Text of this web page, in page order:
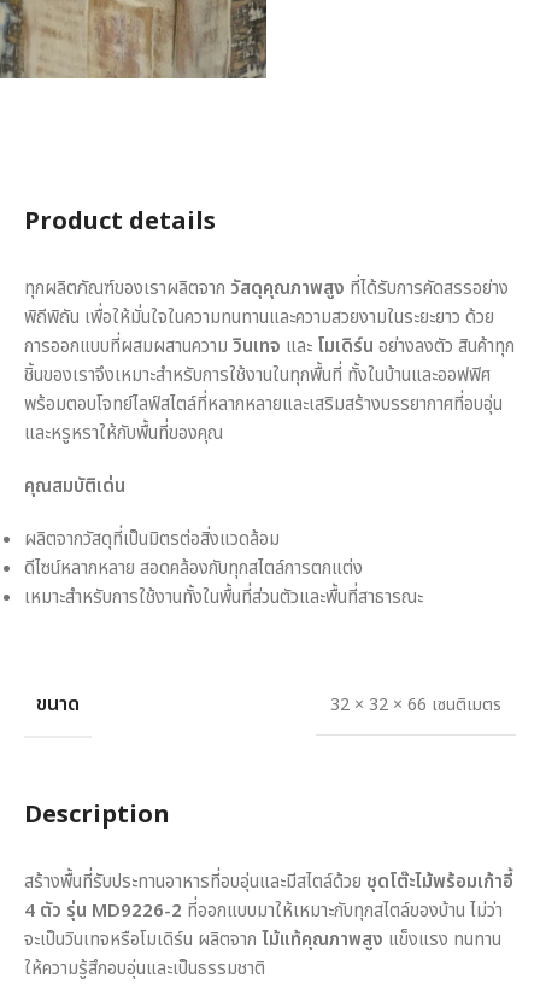
Product details
ทุกผลิตภัณฑ์ของเราผลิตจาก วัสดุคุณภาพสูง ที่ได้รับการคัดสรรอย่าง
พิถีพิถัน เพื่อให้มั่นใจในความทนทานและความสวยงามในระยะยาว ด้วย
การออกแบบที่ผสมผสานความ วินเทจ และ โมเดิร์น อย่างลงตัว สินค้าทุก
ชิ้นของเราจึงเหมาะสำหรับการใช้งานในทุกพื้นที่ ทั้งในบ้านและออฟฟิศ
พร้อมตอบโจทย์ไลฟ์สไตล์ที่หลากหลายและเสริมสร้างบรรยากาศที่อบอุ่น
และหรูหราให้กับพื้นที่ของคุณ
คุณสมบัติเด่น
ผลิตจากวัสดุที่เป็นมิตรต่อสิ่งแวดล้อม
ดีไซน์หลากหลาย สอดคล้องกับทุกสไตล์การตกแต่ง
เหมาะสำหรับการใช้งานทั้งในพื้นที่ส่วนตัวและพื้นที่สาธารณะ
ขนาด 32 × 32 × 66 เซนติเมตร
Description
สร้างพื้นที่รับประทานอาหารที่อบอุ่นและมีสไตล์ด้วย ชุดโต๊ะไม้พร้อมเก้าอี้
4 ตัว รุ่น MD9226-2 ที่ออกแบบมาให้เหมาะกับทุกสไตล์ของบ้าน ไม่ว่า
จะเป็นวินเทจหรือโมเดิร์น ผลิตจาก ไม้แท้คุณภาพสูง แข็งแรง ทนทาน
ให้ความรู้สึกอบอุ่นและเป็นธรรมชาติ